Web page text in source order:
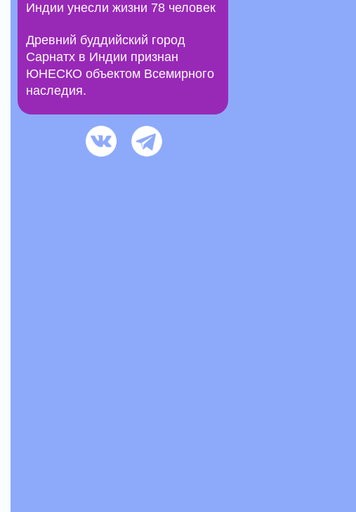
Индии унесли жизни 78 человек
Древний буддийский город
Сарнатх в Индии признан
ЮНЕСКО объектом Всемирного
наследия.